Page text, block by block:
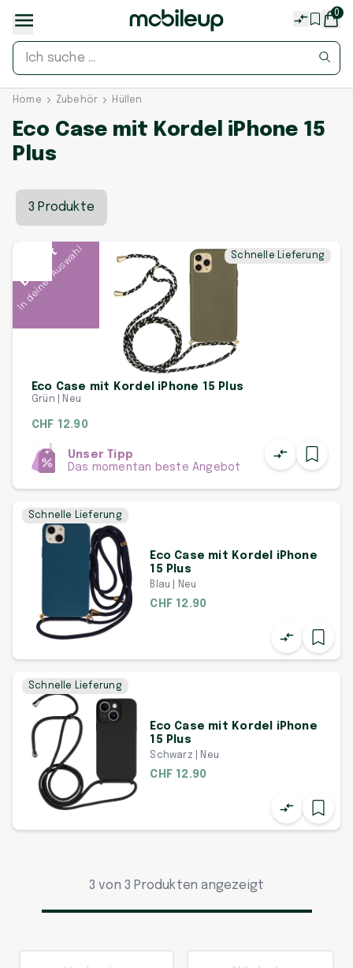
0
Home Zubehör Hüllen
Eco Case mit Kordel iPhone 15
Plus
3 Produkte
Beliebt
In deiner Auswahl Schnelle Lieferung
Eco Case mit Kordel iPhone 15 Plus
Grün | Neu
CHF 12.90
Unser Tipp
Das momentan beste Angebot
Schnelle Lieferung
Eco Case mit Kordel iPhone
15 Plus
Blau | Neu
CHF 12.90
Schnelle Lieferung
Eco Case mit Kordel iPhone
15 Plus
Schwarz | Neu
CHF 12.90
3 von 3 Produkten angezeigt